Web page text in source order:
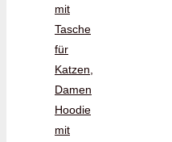
mit
Tasche
für
Katzen,
Damen
Hoodie
mit